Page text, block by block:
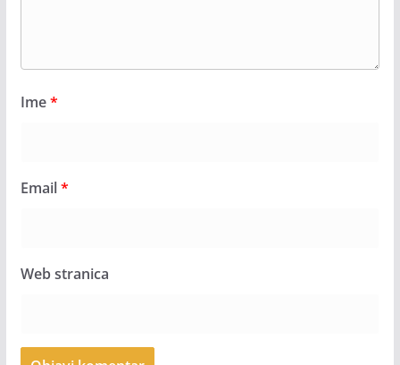
Ime*
Email*
Web stranica